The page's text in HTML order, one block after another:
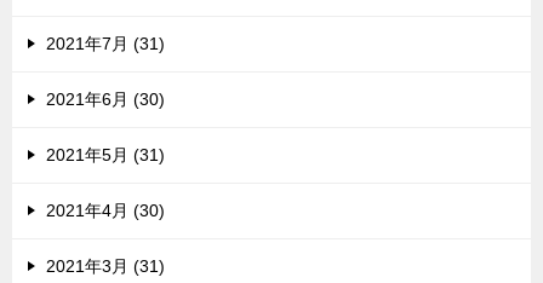
2021年7月 (31)
2021年6月 (30)
2021年5月 (31)
2021年4月 (30)
2021年3月 (31)